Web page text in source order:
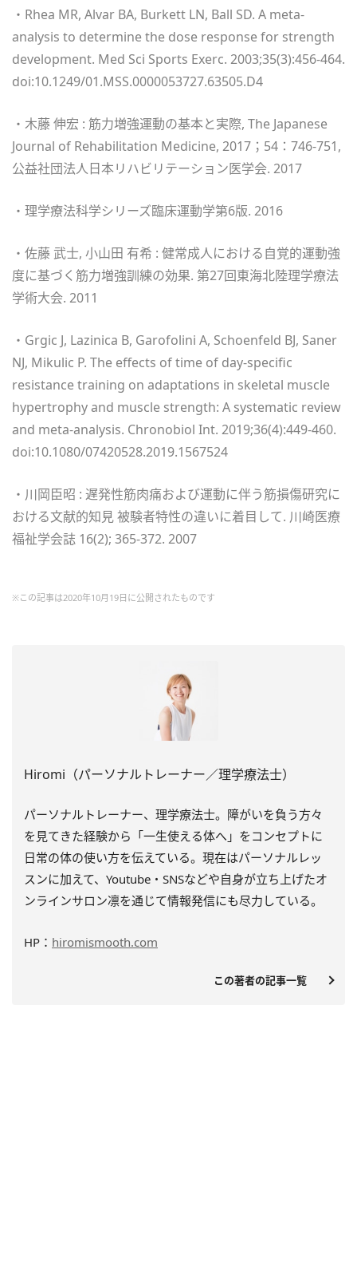
・Rhea MR, Alvar BA, Burkett LN, Ball SD. A meta-
analysis to determine the dose response for strength
development. Med Sci Sports Exerc. 2003;35(3):456-464.
doi:10.1249/01.MSS.0000053727.63505.D4
・木藤 伸宏 : 筋力増強運動の基本と実際, The Japanese
Journal of Rehabilitation Medicine, 2017；54：746-751,
公益社団法人日本リハビリテーション医学会. 2017
・理学療法科学シリーズ臨床運動学第6版. 2016
・佐藤 武士, 小山田 有希 : 健常成人における自覚的運動強
度に基づく筋力増強訓練の効果. 第27回東海北陸理学療法
学術大会. 2011
・Grgic J, Lazinica B, Garofolini A, Schoenfeld BJ, Saner
NJ, Mikulic P. The effects of time of day-specific
resistance training on adaptations in skeletal muscle
hypertrophy and muscle strength: A systematic review
and meta-analysis. Chronobiol Int. 2019;36(4):449-460.
doi:10.1080/07420528.2019.1567524
・川岡臣昭 : 遅発性筋肉痛および運動に伴う筋損傷研究に
おける文献的知見 被験者特性の違いに着目して. 川崎医療
福祉学会誌 16(2); 365-372. 2007
※この記事は2020年10月19日に公開されたものです
Hiromi（パーソナルトレーナー／理学療法士）
パーソナルトレーナー、理学療法士。障がいを負う方々
を見てきた経験から「一生使える体へ」をコンセプトに
日常の体の使い方を伝えている。現在はパーソナルレッ
スンに加えて、Youtube・SNSなどや自身が立ち上げたオ
ンラインサロン凛を通じて情報発信にも尽力している。
HP： hiromismooth.com
この著者の記事一覧